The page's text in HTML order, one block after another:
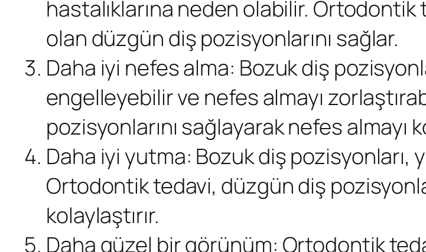
hastalıklarına neden olabilir. Ortodontik
olan düzgün diş pozisyonlarını sağlar.
Daha iyi nefes alma: Bozuk diş
engelleyebilir ve nefes almayı
pozisyonlarını sağlayarak nefes almayı
Daha iyi yutma: Bozuk diş pozisyonları,
Ortodontik tedavi, düzgün diş
kolaylaştırır.
Daha güzel bir görünüm: Ortodontik